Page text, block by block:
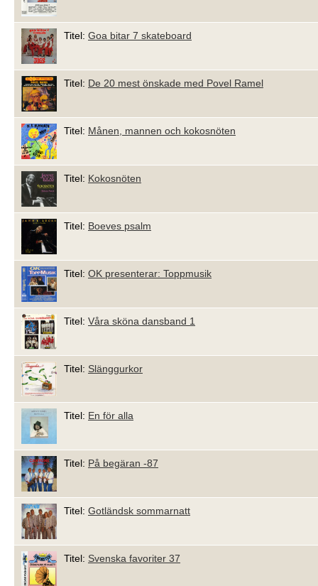
Titel: Goa bitar 7 skateboard
Titel: De 20 mest önskade med Povel Ramel
Titel: Månen, mannen och kokosnöten
Titel: Kokosnöten
Titel: Boeves psalm
Titel: OK presenterar: Toppmusik
Titel: Våra sköna dansband 1
Titel: Slänggurkor
Titel: En för alla
Titel: På begäran -87
Titel: Gotländsk sommarnatt
Titel: Svenska favoriter 37